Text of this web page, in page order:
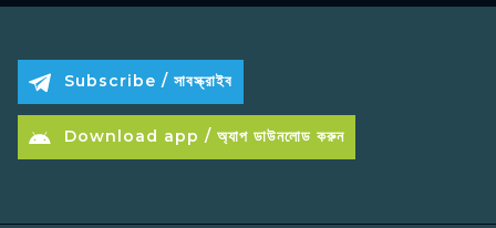
Subscribe / সাবস্ক্রাইব
Download app / অ্যাপ ডাউনলোড করুন